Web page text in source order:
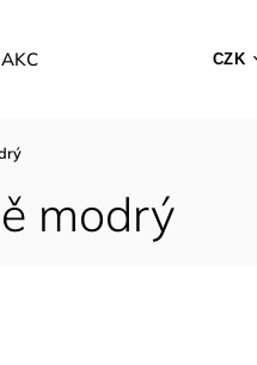
CZK
AKCE
modrý